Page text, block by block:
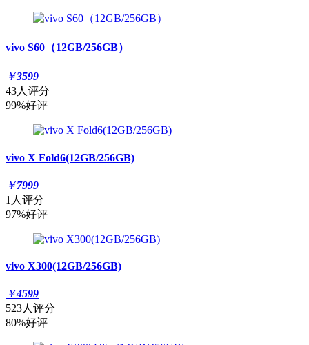
vivo S60（12GB/256GB）
￥3599
43人评分
99%好评
vivo X Fold6(12GB/256GB)
￥7999
1人评分
97%好评
vivo X300(12GB/256GB)
￥4599
523人评分
80%好评